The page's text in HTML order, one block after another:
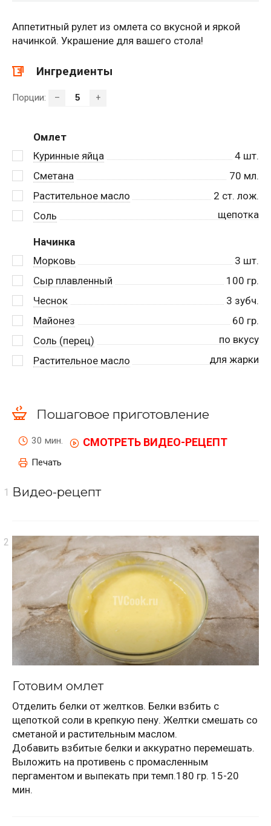
Аппетитный рулет из омлета со вкусной и яркой
начинкой. Украшение для вашего стола!
Ингредиенты
Порции: – +
Омлет
Куринные яйца
4 шт.
Сметана
70 мл.
Растительное масло
2 ст. лож.
Соль
щепотка
Начинка
Морковь
3 шт.
Сыр плавленный
100 гр.
Чеснок
3 зубч.
Майонез
60 гр.
Соль (перец)
по вкусу
Растительное масло
для жарки
Пошаговое приготовление
30 мин. СМОТРЕТЬ ВИДЕО-РЕЦЕПТ
Печать
Видео-рецепт
Готовим омлет
Отделить белки от желтков. Белки взбить с
щепоткой соли в крепкую пену. Желтки смешать со
сметаной и растительным маслом.
Добавить взбитые белки и аккуратно перемешать.
Выложить на противень с промасленным
пергаментом и выпекать при темп.180 гр. 15-20
мин.